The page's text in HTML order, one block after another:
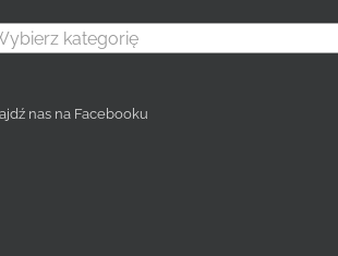
kategorię
nas na Facebooku